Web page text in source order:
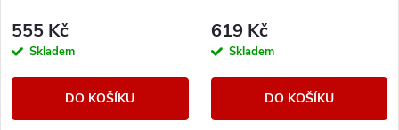
555 Kč
Skladem
DO KOŠÍKU
619 Kč
Skladem
DO KOŠÍKU